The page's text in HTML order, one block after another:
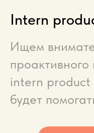
Intern
Ищем
intern product
будет